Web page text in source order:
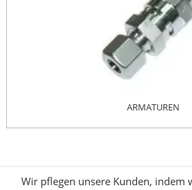
ARMATUREN
Wir pflegen unsere Kunden, indem